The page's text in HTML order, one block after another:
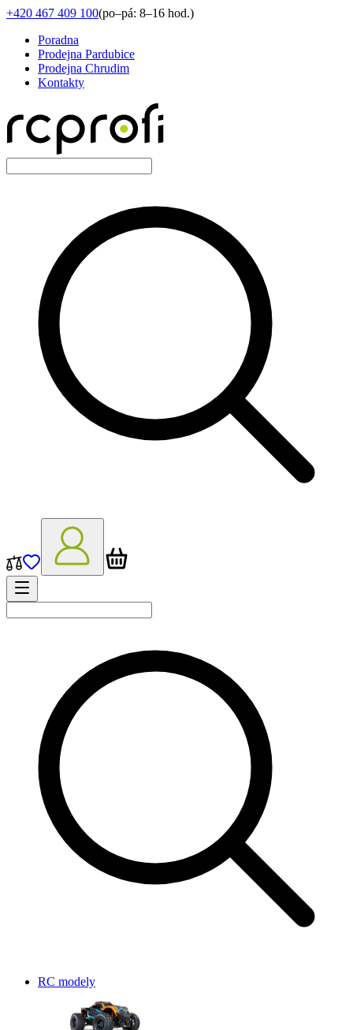
+420 467 409 100(po–pá: 8–16 hod.)
Poradna
Prodejna Pardubice
Prodejna Chrudim
Kontakty
RC modely